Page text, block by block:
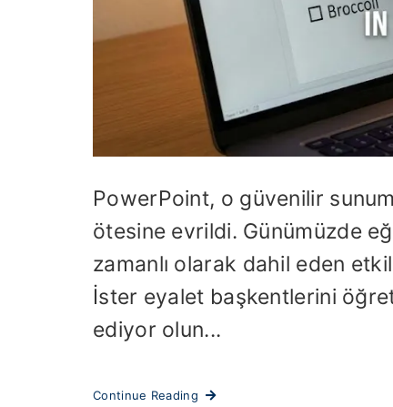
PowerPoint, o güvenilir
ötesine evrildi. Günümüzde
zamanlı olarak dahil eden
İster eyalet başkentlerini
ediyor olun...
Continue Reading